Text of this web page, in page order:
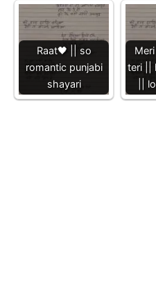
Raat🖤 || so
romantic punjabi
shayari
teri ||
||